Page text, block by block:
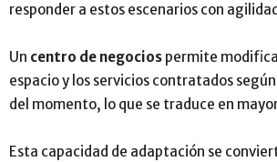
responder a estos escenarios con
Un centro de negocios permite
espacio y los servicios contratados
del momento, lo que se traduce en
Esta capacidad de adaptación se